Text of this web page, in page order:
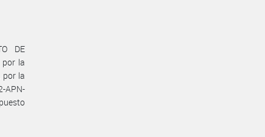
DE
por la
por la
APN-